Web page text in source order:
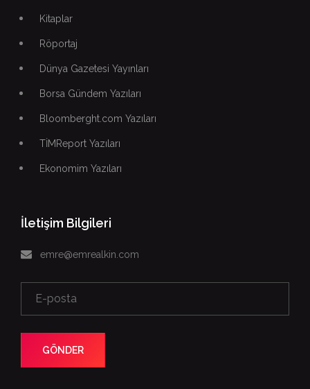
Kitaplar
Röportaj
Dünya Gazetesi Yayınları
Borsa Gündem Yazıları
Bloomberght.com Yazıları
TİMReport Yazıları
Ekonomim Yazıları
İletişim Bilgileri
emre@emrealkin.com
GÖNDER